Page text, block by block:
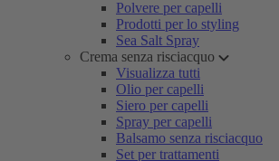
Polvere per capelli
Prodotti per lo styling
Sea Salt Spray
Crema senza risciacquo
Visualizza tutti
Olio per capelli
Siero per capelli
Spray per capelli
Balsamo senza risciacquo
Set per trattamenti